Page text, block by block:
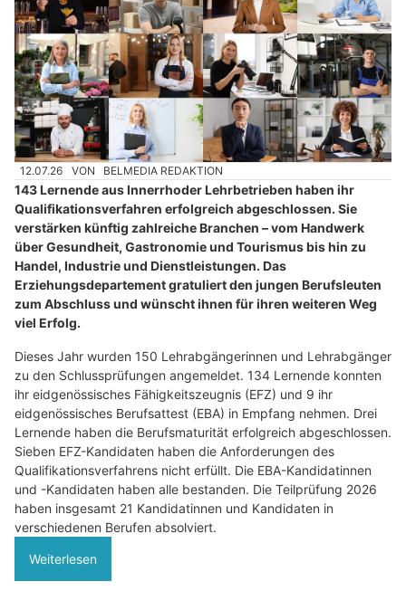
12.07.26 VON BELMEDIA REDAKTION
143 Lernende aus Innerrhoder Lehrbetrieben haben ihr
Qualifikationsverfahren erfolgreich abgeschlossen. Sie
verstärken künftig zahlreiche Branchen – vom Handwerk
über Gesundheit, Gastronomie und Tourismus bis hin zu
Handel, Industrie und Dienstleistungen. Das
Erziehungsdepartement gratuliert den jungen Berufsleuten
zum Abschluss und wünscht ihnen für ihren weiteren Weg
viel Erfolg.
Dieses Jahr wurden 150 Lehrabgängerinnen und Lehrabgänger
zu den Schlussprüfungen angemeldet. 134 Lernende konnten
ihr eidgenössisches Fähigkeitszeugnis (EFZ) und 9 ihr
eidgenössisches Berufsattest (EBA) in Empfang nehmen. Drei
Lernende haben die Berufsmaturität erfolgreich abgeschlossen.
Sieben EFZ-Kandidaten haben die Anforderungen des
Qualifikationsverfahrens nicht erfüllt. Die EBA-Kandidatinnen
und -Kandidaten haben alle bestanden. Die Teilprüfung 2026
haben insgesamt 21 Kandidatinnen und Kandidaten in
verschiedenen Berufen absolviert.
Weiterlesen